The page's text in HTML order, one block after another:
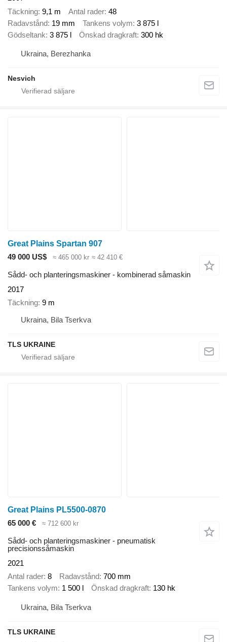
Täckning 9,1 m Antal rader 48
Radavstånd 19 mm Tankens volym 3 875 l
Gödseltank 3 875 l Önskad dragkraft 300 hk
Ukraina, Berezhanka
Nesvich
Great Plains Spartan 907
49 000 US$
≈ 465 000 kr ≈ 42 410 €
Sådd- och planteringsmaskiner - kombinerad såmaskin
2017
Täckning 9 m
Ukraina, Bila Tserkva
TLS UKRAINE
Great Plains PL5500-0870
65 000 €
≈ 712 600 kr
Sådd- och planteringsmaskiner - pneumatisk
precisionssåmaskin
2021
Antal rader 8 Radavstånd 700 mm
Tankens volym 1 500 l Önskad dragkraft 130 hk
Ukraina, Bila Tserkva
TLS UKRAINE